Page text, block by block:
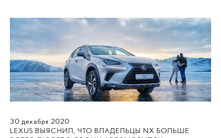
30 декабря 2020
LEXUS ВЫЯСНИЛ, ЧТО ВЛАДЕЛЬЦЫ NX БОЛЬШЕ